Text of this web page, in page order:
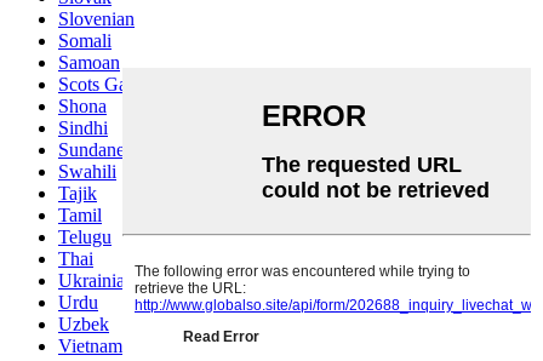
Slovenian
Somali
Samoan
Scots Gaelic
Shona
Sindhi
Sundanese
Swahili
Tajik
Tamil
Telugu
Thai
Ukrainian
Urdu
Uzbek
Vietnamese